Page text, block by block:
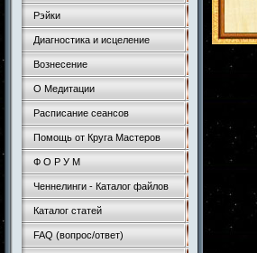
Рэйки
Диагностика и исцеление
Вознесение
О Медитации
Расписание сеансов
Помощь от Круга Мастеров
Ф О Р У М
Ченнелинги - Каталог файлов
Каталог статей
FAQ (вопрос/ответ)